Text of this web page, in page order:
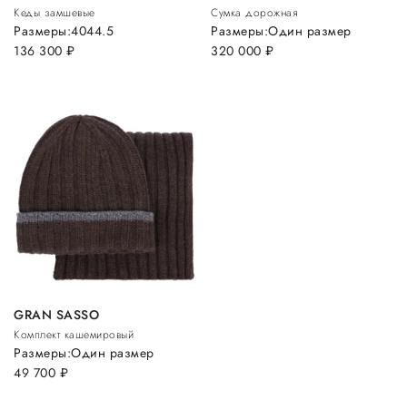
Кеды замшевые
136 300 руб.
Размеры:4044.5
Сумка дорожная
320 000руб.
Размеры:Один размер
GRAN SASSO
Комплект кашемировый
49 700 руб.
Размеры:Один размер